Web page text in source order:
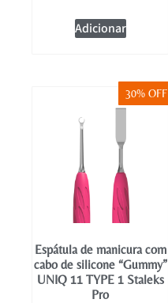
Adicionar
30% OFF
Espátula de manicura com
cabo de silicone “Gummy”
UNIQ 11 TYPE 1 Staleks
Pro